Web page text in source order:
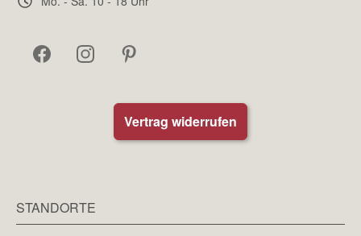
Vertrag widerrufen
STANDORTE